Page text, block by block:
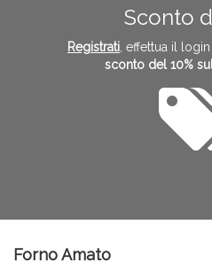
Sconto
Registrati, effettua il
sconto del 10%
Forno Amato